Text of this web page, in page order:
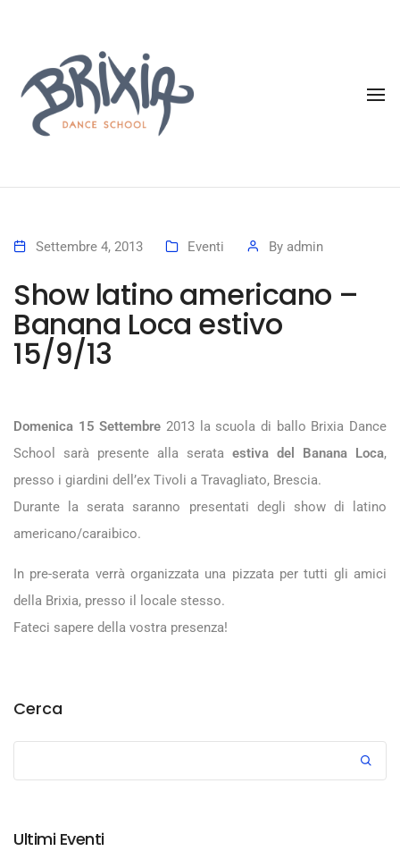
Settembre 4, 2013 Eventi By admin
Show latino americano –
Banana Loca estivo
15/9/13
Domenica 15 Settembre 2013 la scuola di ballo Brixia Dance
School sarà presente alla serata estiva del Banana Loca,
presso i giardini dell’ex Tivoli a Travagliato, Brescia.
Durante la serata saranno presentati degli show di latino
americano/caraibico.
In pre-serata verrà organizzata una pizzata per tutti gli amici
della Brixia, presso il locale stesso.
Fateci sapere della vostra presenza!
Cerca
Ultimi Eventi